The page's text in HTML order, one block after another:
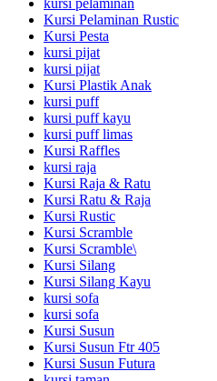
kursi pelaminan
Kursi Pelaminan Rustic
Kursi Pesta
kursi pijat
kursi pijat
Kursi Plastik Anak
kursi puff
kursi puff kayu
kursi puff limas
Kursi Raffles
kursi raja
Kursi Raja & Ratu
Kursi Ratu & Raja
Kursi Rustic
Kursi Scramble
Kursi Scramble\
Kursi Silang
Kursi Silang Kayu
kursi sofa
kursi sofa
Kursi Susun
Kursi Susun Ftr 405
Kursi Susun Futura